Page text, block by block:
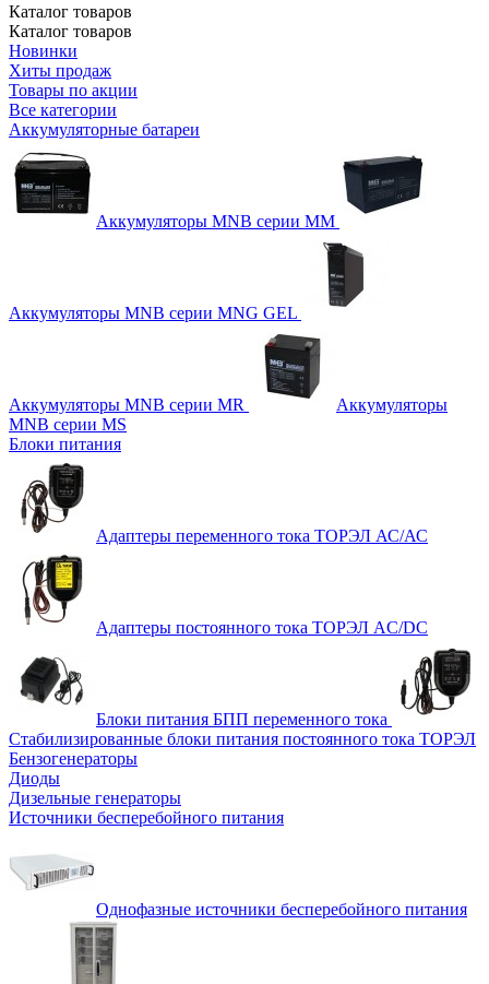
Каталог товаров
Каталог товаров
Новинки
Хиты продаж
Товары по акции
Все категории
Аккумуляторные батареи
Аккумуляторы MNB серии MM
Аккумуляторы MNB серии MNG GEL
Аккумуляторы MNB серии MR
Аккумуляторы
MNB серии MS
Блоки питания
Адаптеры переменного тока ТОРЭЛ АС/АС
Адаптеры постоянного тока ТОРЭЛ AC/DC
Блоки питания БПП переменного тока
Стабилизированные блоки питания постоянного тока ТОРЭЛ
Бензогенераторы
Диоды
Дизельные генераторы
Источники бесперебойного питания
Однофазные источники бесперебойного питания